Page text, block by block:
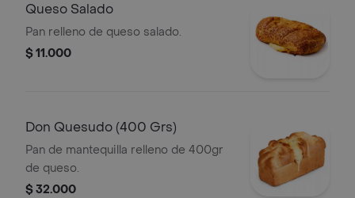
Queso Salado
Pan relleno de queso salado.
$ 11.000
Don Quesudo (400 Grs)
Pan de mantequilla relleno de 400gr
de queso.
$ 32.000